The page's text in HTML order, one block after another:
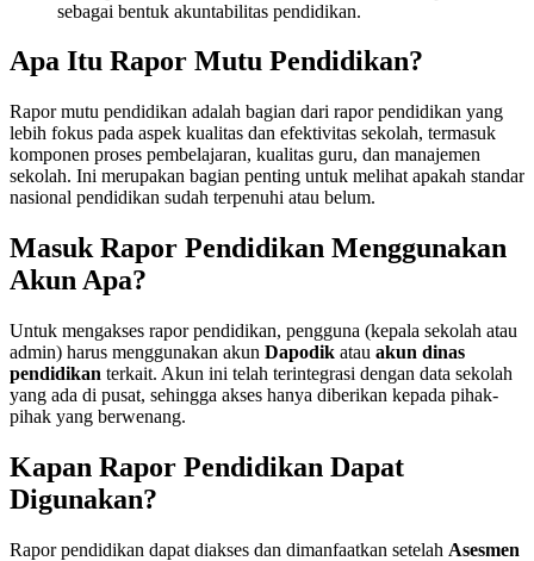
sebagai bentuk akuntabilitas pendidikan.
Apa Itu Rapor Mutu Pendidikan?
Rapor mutu pendidikan adalah bagian dari rapor pendidikan yang
lebih fokus pada aspek kualitas dan efektivitas sekolah, termasuk
komponen proses pembelajaran, kualitas guru, dan manajemen
sekolah. Ini merupakan bagian penting untuk melihat apakah standar
nasional pendidikan sudah terpenuhi atau belum.
Masuk Rapor Pendidikan Menggunakan
Akun Apa?
Untuk mengakses rapor pendidikan, pengguna (kepala sekolah atau
admin) harus menggunakan akun Dapodik atau akun dinas
pendidikan terkait. Akun ini telah terintegrasi dengan data sekolah
yang ada di pusat, sehingga akses hanya diberikan kepada pihak-
pihak yang berwenang.
Kapan Rapor Pendidikan Dapat
Digunakan?
Rapor pendidikan dapat diakses dan dimanfaatkan setelah Asesmen